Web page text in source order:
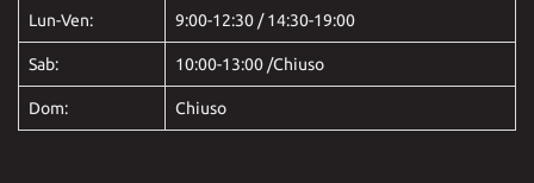
Lun-Ven: 9:00-12:30 / 14:30-19:00
Sab: 10:00-13:00 /Chiuso
Dom: Chiuso